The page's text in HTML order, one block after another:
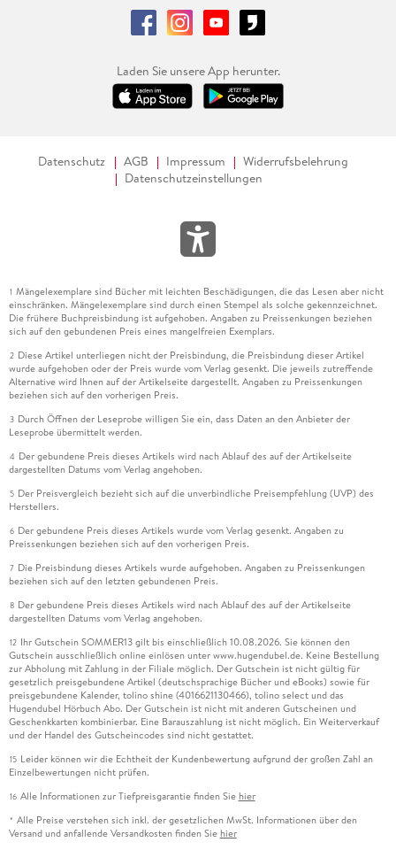
Laden Sie unsere App herunter.
Datenschutz AGB Impressum
Widerrufsbelehrung
Datenschutzeinstellungen
1 Mängelexemplare sind Bücher mit leichten Beschädigungen, die das Lesen aber nicht
einschränken. Mängelexemplare sind durch einen Stempel als solche gekennzeichnet.
Die frühere Buchpreisbindung ist aufgehoben. Angaben zu Preissenkungen beziehen
sich auf den gebundenen Preis eines mangelfreien Exemplars.
2 Diese Artikel unterliegen nicht der Preisbindung, die Preisbindung dieser Artikel
wurde aufgehoben oder der Preis wurde vom Verlag gesenkt. Die jeweils zutreffende
Alternative wird Ihnen auf der Artikelseite dargestellt. Angaben zu Preissenkungen
beziehen sich auf den vorherigen Preis.
3 Durch Öffnen der Leseprobe willigen Sie ein, dass Daten an den Anbieter der
Leseprobe übermittelt werden.
4 Der gebundene Preis dieses Artikels wird nach Ablauf des auf der Artikelseite
dargestellten Datums vom Verlag angehoben.
5 Der Preisvergleich bezieht sich auf die unverbindliche Preisempfehlung (UVP) des
Herstellers.
6 Der gebundene Preis dieses Artikels wurde vom Verlag gesenkt. Angaben zu
Preissenkungen beziehen sich auf den vorherigen Preis.
7 Die Preisbindung dieses Artikels wurde aufgehoben. Angaben zu Preissenkungen
beziehen sich auf den letzten gebundenen Preis.
8 Der gebundene Preis dieses Artikels wird nach Ablauf des auf der Artikelseite
dargestellten Datums vom Verlag angehoben.
12 Ihr Gutschein SOMMER13 gilt bis einschließlich 10.08.2026. Sie können den
Gutschein ausschließlich online einlösen unter www.hugendubel.de. Keine Bestellung
zur Abholung mit Zahlung in der Filiale möglich. Der Gutschein ist nicht gültig für
gesetzlich preisgebundene Artikel (deutschsprachige Bücher und eBooks) sowie für
preisgebundene Kalender, tolino shine (4016621130466), tolino select und das
Hugendubel Hörbuch Abo. Der Gutschein ist nicht mit anderen Gutscheinen und
Geschenkkarten kombinierbar. Eine Barauszahlung ist nicht möglich. Ein Weiterverkauf
und der Handel des Gutscheincodes sind nicht gestattet.
15 Leider können wir die Echtheit der Kundenbewertung aufgrund der großen Zahl an
Einzelbewertungen nicht prüfen.
16 Alle Informationen zur Tiefpreisgarantie finden Sie hier
* Alle Preise verstehen sich inkl. der gesetzlichen MwSt. Informationen über den
Versand und anfallende Versandkosten finden Sie hier